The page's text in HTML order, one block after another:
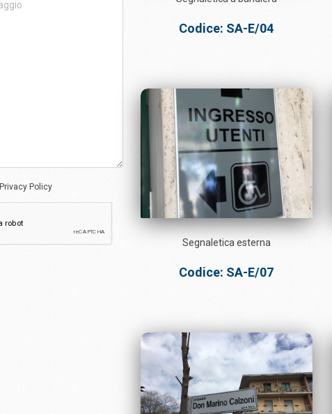
Privacy Policy
Codice: SA-E/04
Segnaletica esterna
Codice: SA-E/07